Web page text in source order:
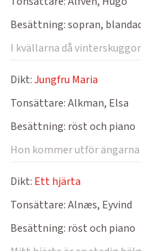
Besättning:sopran,
I kvällarna då
Dikt:Jungfru Maria
Tonsättare:Alkman, Elsa
Besättning: röst och piano
Hon kommer utför ängarna
Dikt: Ett hjärta
Tonsättare:Alnæs, Eyvind
Besättning: röst och piano